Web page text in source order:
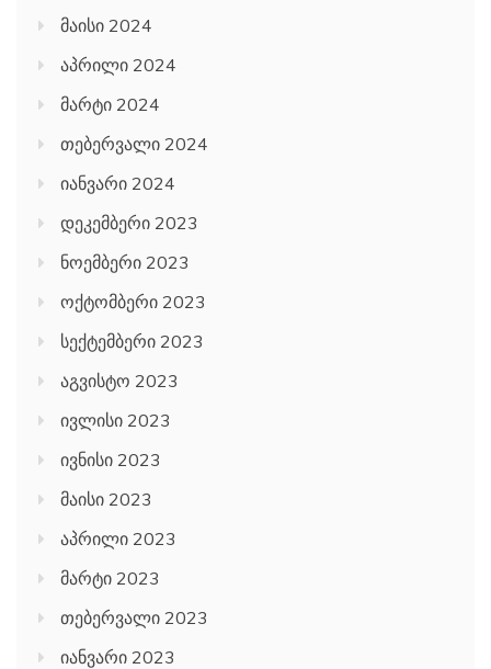
მაისი 2024
აპრილი 2024
მარტი 2024
თებერვალი 2024
იანვარი 2024
დეკემბერი 2023
ნოემბერი 2023
ოქტომბერი 2023
სექტემბერი 2023
აგვისტო 2023
ივლისი 2023
ივნისი 2023
მაისი 2023
აპრილი 2023
მარტი 2023
თებერვალი 2023
იანვარი 2023